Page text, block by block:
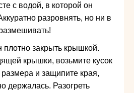
с водой, в которой он
разровнять, но ни в
плотно закрыть крышкой.
крышки, возьмите кусок
и защипите края,
держалась. Разогреть